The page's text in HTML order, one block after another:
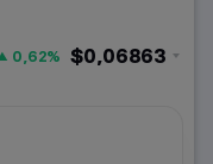
$0,06863
0,62%